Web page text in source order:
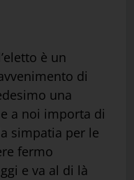
è un
di
una
a noi importa di
simpatia per le
fermo
e va al di là